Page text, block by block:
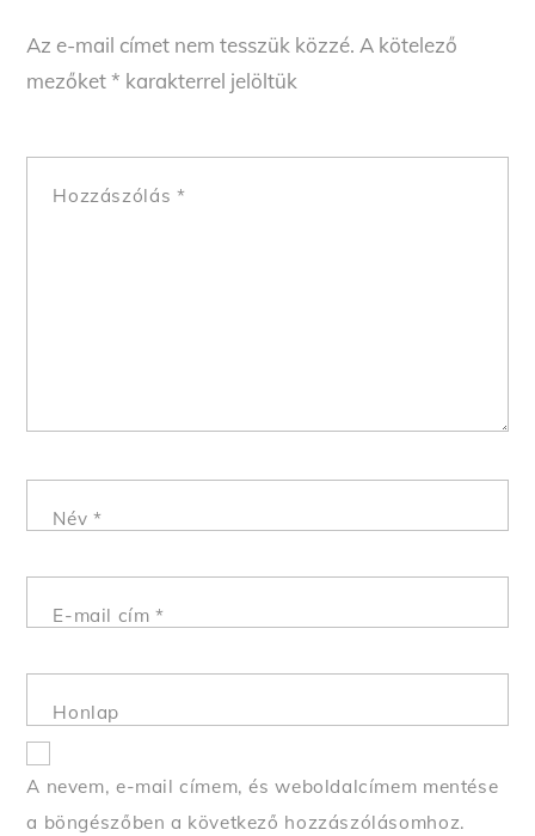
Az e-mail címet nem tesszük közzé. A kötelező
mezőket* karakterrel jelöltük
Hozzászólás *
Név *
E-mail cím*
Honlap
A nevem, e-mail címem, és weboldalcímem mentése
a böngészőben a következő hozzászólásomhoz.